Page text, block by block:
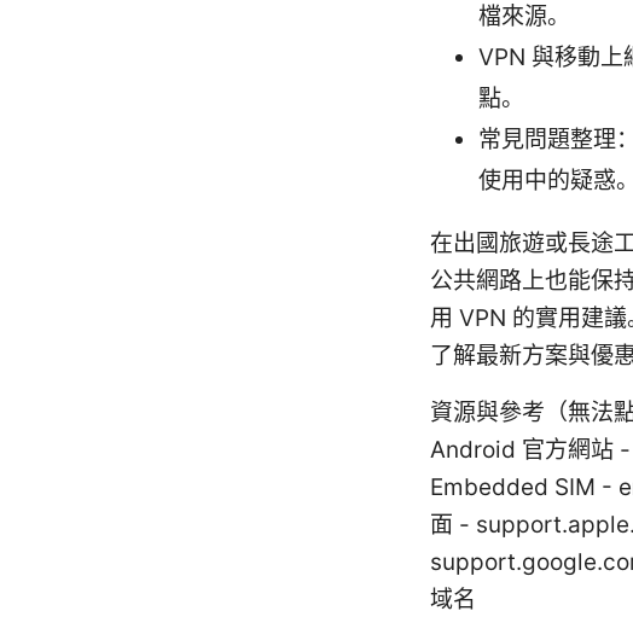
檔來源。
VPN 與移動上
點。
常見問題整理
使用中的疑惑。
在出國旅遊或長途
公共網路上也能保
用 VPN 的實用建
了解最新方案與優
資源與參考（無法
Android 官方網站
Embedded SIM -
面 -
域名